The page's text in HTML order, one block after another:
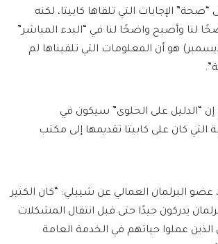
الإجابات التي تلقاها كابيتا، لكنه
لنا وأصبح واضحًا لنا في “البدء المباشر”
العقد في 1 ديسمبر) هو أن المعلومات التي تلقيناها لم
“الدليل على الحلوى” سيكون في
التي كان على كابيتا تقديمها إلى مكتب
عضو البرلمان العمالي عن شيبلي: “كان الكثير
يدركون جيدًا حتى قبل انتقال المشكلات
عملوا حياتهم في الخدمة العامة